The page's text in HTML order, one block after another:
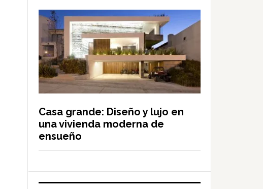
Casa grande: Diseño y lujo en
una vivienda moderna de
ensueño